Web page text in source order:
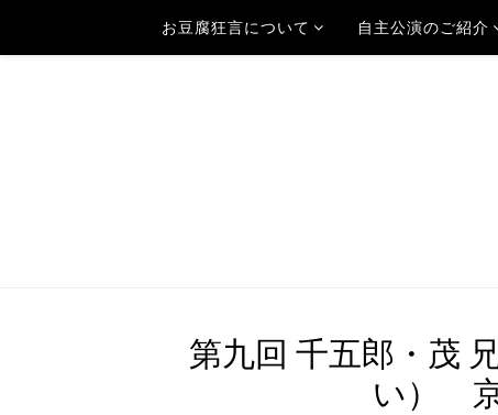
お豆腐狂言について 自主公演のご紹介
第九回 千五郎・茂
い） 京